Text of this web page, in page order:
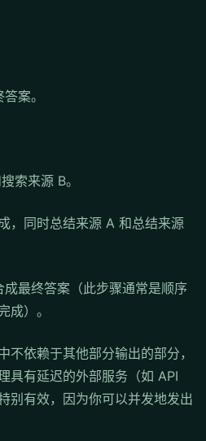
案。
索来源 B。
，同时总结来源 A 和总结来源
最终答案（此步骤通常是顺序
成）。
不依赖于其他部分输出的部分，
具有延迟的外部服务（如 API
别有效，因为你可以并发地发出